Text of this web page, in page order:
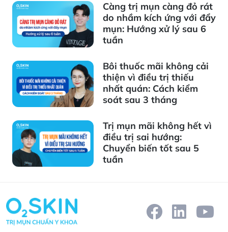
Càng trị mụn càng đỏ rát
do nhầm kích ứng với đẩy
mụn: Hướng xử lý sau 6
tuần
Bôi thuốc mãi không cải
thiện vì điều trị thiếu
nhất quán: Cách kiểm
soát sau 3 tháng
Trị mụn mãi không hết vì
điều trị sai hướng:
Chuyển biến tốt sau 5
tuần